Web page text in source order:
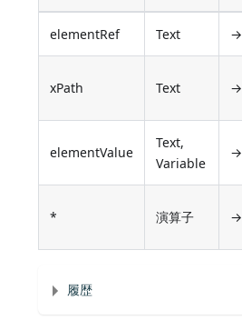
elementRef Text →
xPath Text →
elementValue
Text,
Variable
→
* 演算子 →
履歴